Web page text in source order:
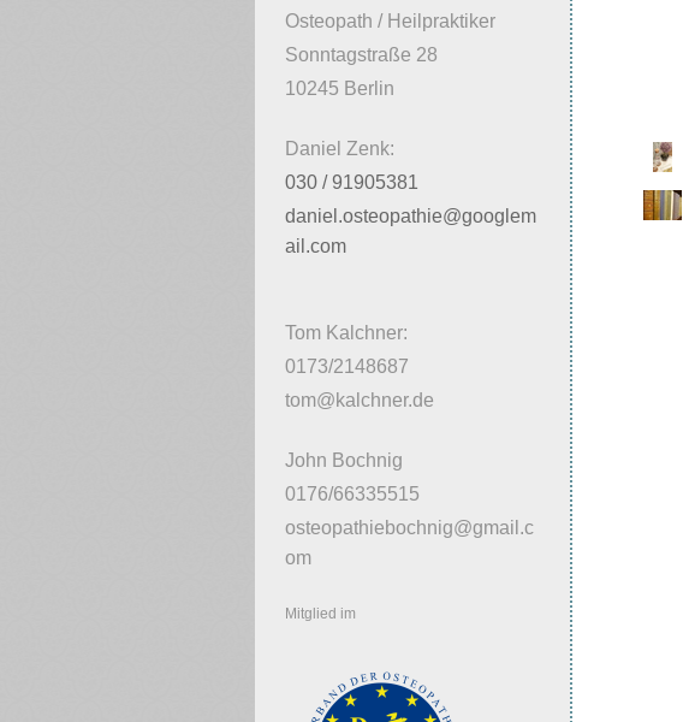
Osteopath / Heilpraktiker
Sonntagstraße 28
10245 Berlin
Daniel Zenk:
030 / 91905381
daniel.osteopathie@googlem
ail.com
Tom Kalchner:
0173/2148687
tom@kalchner.de
John Bochnig
0176/66335515
osteopathiebochnig@gmail.c
om
Mitglied im